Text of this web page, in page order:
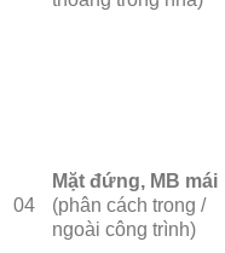
04
Mặt đứng, MB mái
(phân cách trong /
ngoài công trình)